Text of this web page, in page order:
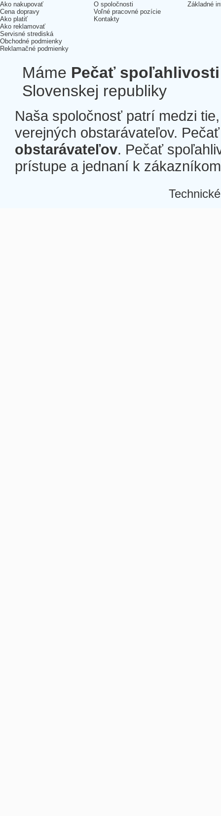
Ako nakupovať
Cena dopravy
Ako platiť
Ako reklamovať
Servisné strediská
Obchodné podmienky
Reklamačné podmienky
O spoločnosti
Voľné pracovné pozície
Kontakty
Základné
Máme Pečať spoľahlivosti
Slovenskej republiky
Naša spoločnosť patrí medzi
verejných obstarávateľov.
obstarávateľov. Pečať
prístupe a jednaní k